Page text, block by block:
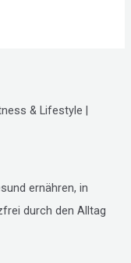
ernähren, in
durch den Alltag